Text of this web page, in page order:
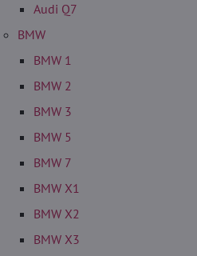
Audi Q7
BMW
BMW 1
BMW 2
BMW 3
BMW 5
BMW 7
BMW X1
BMW X2
BMW X3